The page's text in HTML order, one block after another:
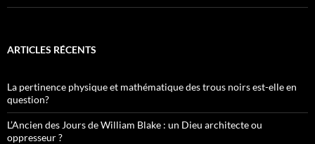
ARTICLES RÉCENTS
La pertinence physique et mathématique des trous noirs est-elle en
question?
L’Ancien des Jours de William Blake : un Dieu architecte ou
oppresseur ?